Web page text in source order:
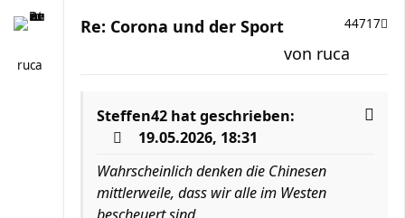
ruca
Re: Corona und der Sport 44717
von ruca
Steffen42 hat geschrieben:
19.05.2026, 18:31
Wahrscheinlich denken die Chinesen
mittlerweile, dass wir alle im Westen